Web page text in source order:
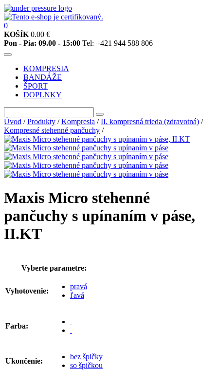
0
KOŠÍK 0.00 €
Pon - Pia: 09.00 - 15:00 Tel: +421 944 588 806
KOMPRESIA
BANDÁŽE
ŠPORT
DOPLNKY
Úvod /Produkty /Kompresia /II. kompresná trieda (zdravotná) /
Kompresné stehenné pančuchy /
Maxis Micro stehenné
pančuchy s upínaním v páse,
II.KT
Vyberte parametre:
Vyhotovenie:
pravá
ľavá
Farba:
Ukončenie:
bez špičky
so špičkou